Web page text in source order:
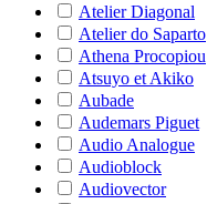
Atelier Diagonal
Atelier do Saparto
Athena Procopiou
Atsuyo et Akiko
Aubade
Audemars Piguet
Audio Analogue
Audioblock
Audiovector